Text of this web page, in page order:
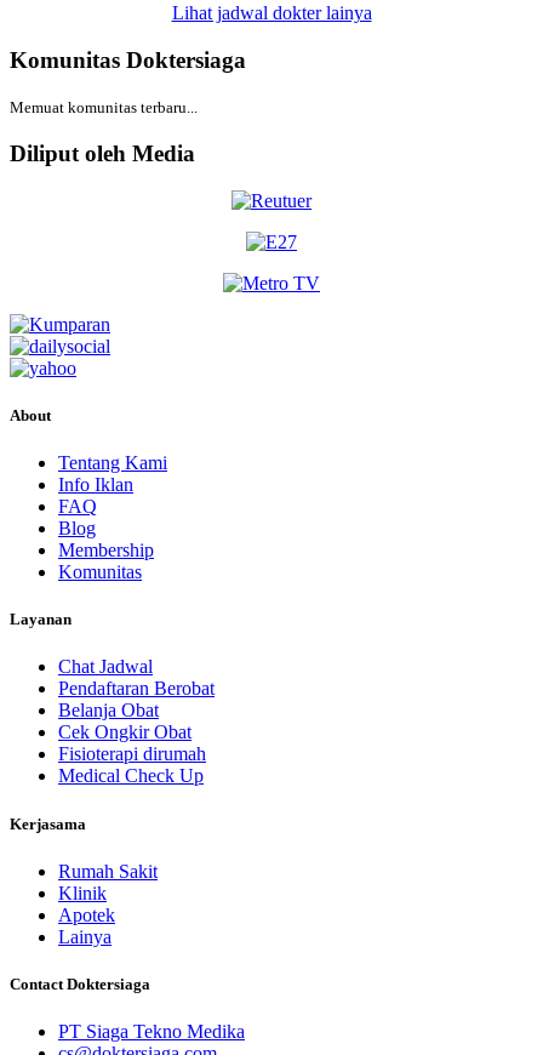
Lihat jadwal dokter lainya
Komunitas Doktersiaga
Memuat komunitas terbaru...
Diliput oleh Media
About
Tentang Kami
Info Iklan
FAQ
Blog
Membership
Komunitas
Layanan
Chat Jadwal
Pendaftaran Berobat
Belanja Obat
Cek Ongkir Obat
Fisioterapi dirumah
Medical Check Up
Kerjasama
Rumah Sakit
Klinik
Apotek
Lainya
Contact Doktersiaga
PT Siaga Tekno Medika